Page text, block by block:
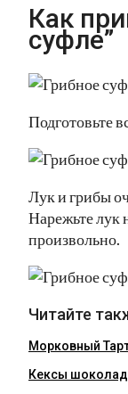
Как
суфле”
Подготовьте
Лук и грибы
Нарежьте лук
произвольно.
Читайте
Морковный
Кексы